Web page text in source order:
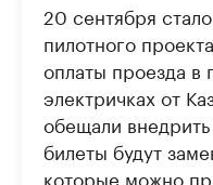
20 сентября
пилотного
оплаты проезда в
электричках от
обещали
билеты будут
которые можно